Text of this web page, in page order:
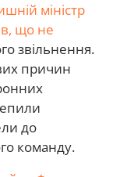
міністр
що не
звільнення.
причин
до
команду.